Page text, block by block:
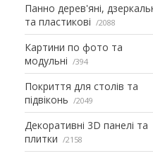
Панно дерев'яні,
та пластикові
2088
Картини по фото та
модульні
394
Покриття для столів та
підвіконь
2049
Декоративні 3D панелі та
плитки
2158